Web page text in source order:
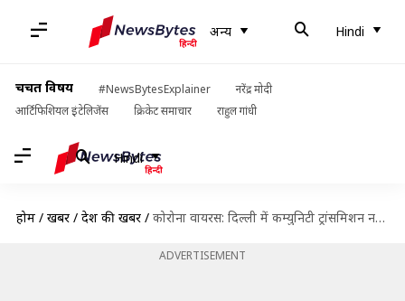
अन्य Hindi
चर्चित विषय #NewsBytesExplainer
नरेंद्र मोदी
आर्टिफिशियल इंटेलिजेंस
क्रिकेट समाचार राहुल गांधी
Hindi
होम / खबरें / देश की खबरें / कोरोना वायरस: दिल्ली में कम्युनिटी ट्रांसमिशन नहीं, 31 जुलाई तक होंगे 5.5 लाख मामले- मनीष सिसोदिया
ADVERTISEMENT